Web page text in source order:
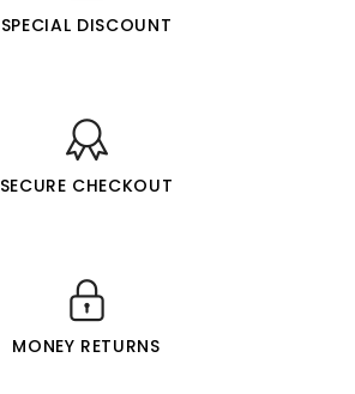
SPECIAL DISCOUNT
SECURE CHECKOUT
MONEY RETURNS